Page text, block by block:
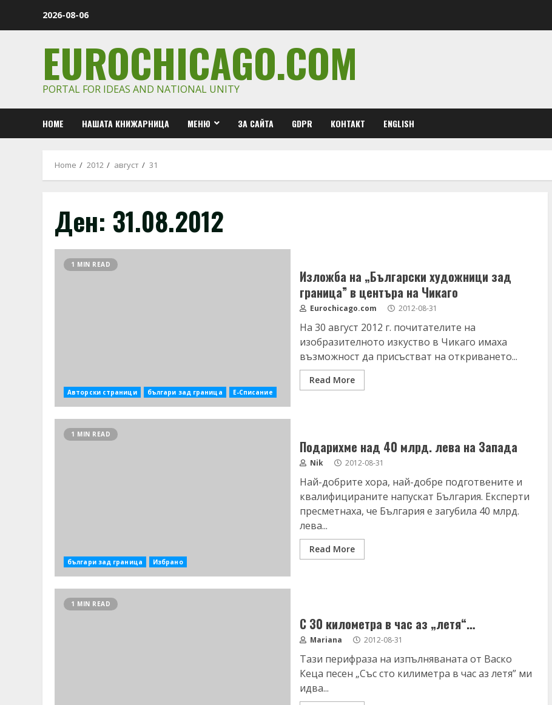
2026-08-06
EUROCHICAGO.COM
PORTAL FOR IDEAS AND NATIONAL UNITY
HOME НАШАТА КНИЖАРНИЦА МЕНЮ ЗА САЙТА GDPR КОНТАКТ ENGLISH
Home 2012 август 31
Ден: 31.08.2012
1 MIN READ
Авторски страници българи зад граница Е-Списание
Изложба на „Български художници зад
граница” в центъра на Чикаго
Eurochicago.com 2012-08-31
На 30 август 2012 г. почитателите на
изобразителното изкуство в Чикаго имаха
възможност да присъстват на откриването...
Read More
1 MIN READ
българи зад граница Избрано
Подарихме над 40 млрд. лева на Запада
Nik 2012-08-31
Най-добрите хора, най-добре подготвените и
квалифицираните напускат България. Експерти
пресметнаха, че България е загубила 40 млрд.
лева...
Read More
1 MIN READ
С 30 километра в час аз „летя“…
Mariana 2012-08-31
Тази перифраза на изпълняваната от Васко
Кеца песен „Със сто килиметра в час аз летя” ми
идва...